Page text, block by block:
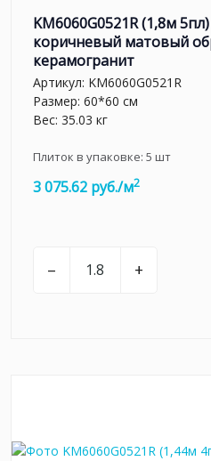
KM6060G0521R (1,8м
коричневый матовый
керамогранит
Артикул: KM6060G0521R
Размер: 60*60 см
Вес: 35.03 кг
Плиток в упаковке: 5 шт
3 075.62 руб./м2
– +